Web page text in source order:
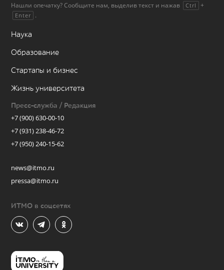
Нашли опечатку? Сообщите нам, выделив текст и нажав Ctrl +
Enter .
Наука
Образование
Стартапы и бизнес
Жизнь университета
Пресс-служба / Редакция
+7 (900) 630-00-10
+7 (931) 238-46-72
+7 (950) 240-15-62
news@itmo.ru
pressa@itmo.ru
ИТМО в соцсетях